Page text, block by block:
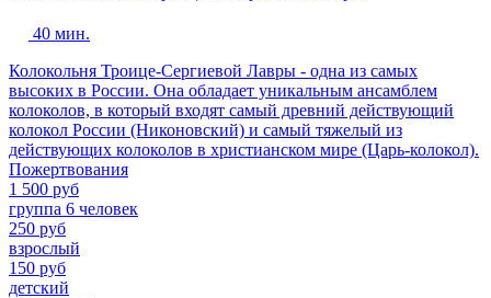
40 мин.
Колокольня Троице-Сергиевой Лавры - одна из самых
высоких в России. Она обладает уникальным ансамблем
колоколов, в который входят самый древний действующий
колокол России (Никоновский) и самый тяжелый из
действующих колоколов в христианском мире (Царь-колокол).
Пожертвования
1 500 руб
группа 6 человек
250 руб
взрослый
150 руб
детский